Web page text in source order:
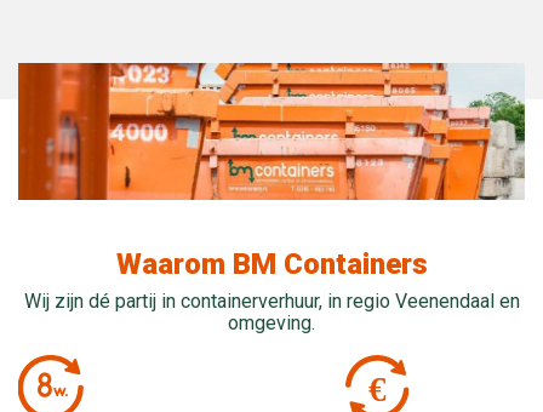
Waarom BM Containers
Wij zijn dé partij in containerverhuur, in regio Veenendaal en
omgeving.